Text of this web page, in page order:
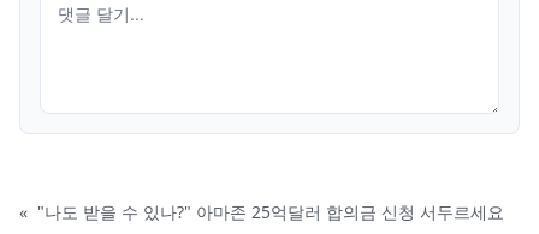
« "나도 받을 수 있나?" 아마존 25억달러 합의금 신청 서두르세요